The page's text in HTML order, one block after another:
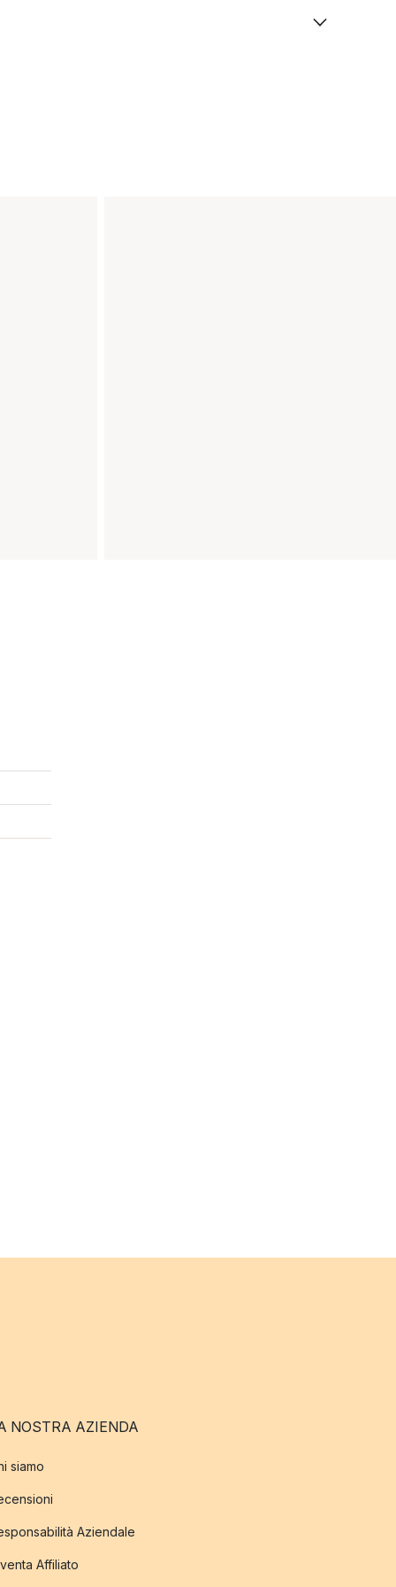
NOSTRA AZIENDA
siamo
Aziendale
Affiliato